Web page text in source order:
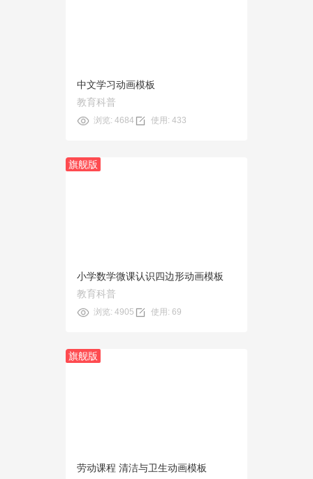
中文学习动画模板
教育科普
浏览: 4684 使用: 433
旗舰版
小学数学微课认识四边形动画模板
教育科普
浏览: 4905 使用: 69
旗舰版
劳动课程 清洁与卫生动画模板